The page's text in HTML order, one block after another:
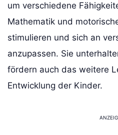
um verschiedene
Mathematik und
stimulieren und sich an
anzupassen. Sie
fördern auch das weitere
Entwicklung der Kinder.